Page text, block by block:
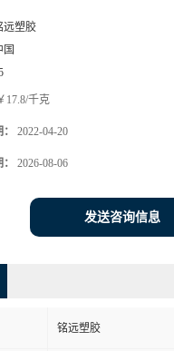
远塑胶
国
17.8/千克
2022-04-20
2026-08-06
发送咨询信息
铭远塑胶